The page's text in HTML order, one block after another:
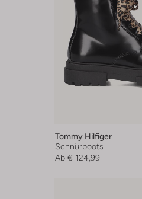
Tommy Hilfiger
Schnürboots
Ab € 124,99